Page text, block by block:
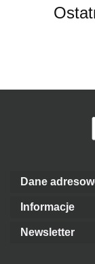
Dane
Informacje
Newsletter